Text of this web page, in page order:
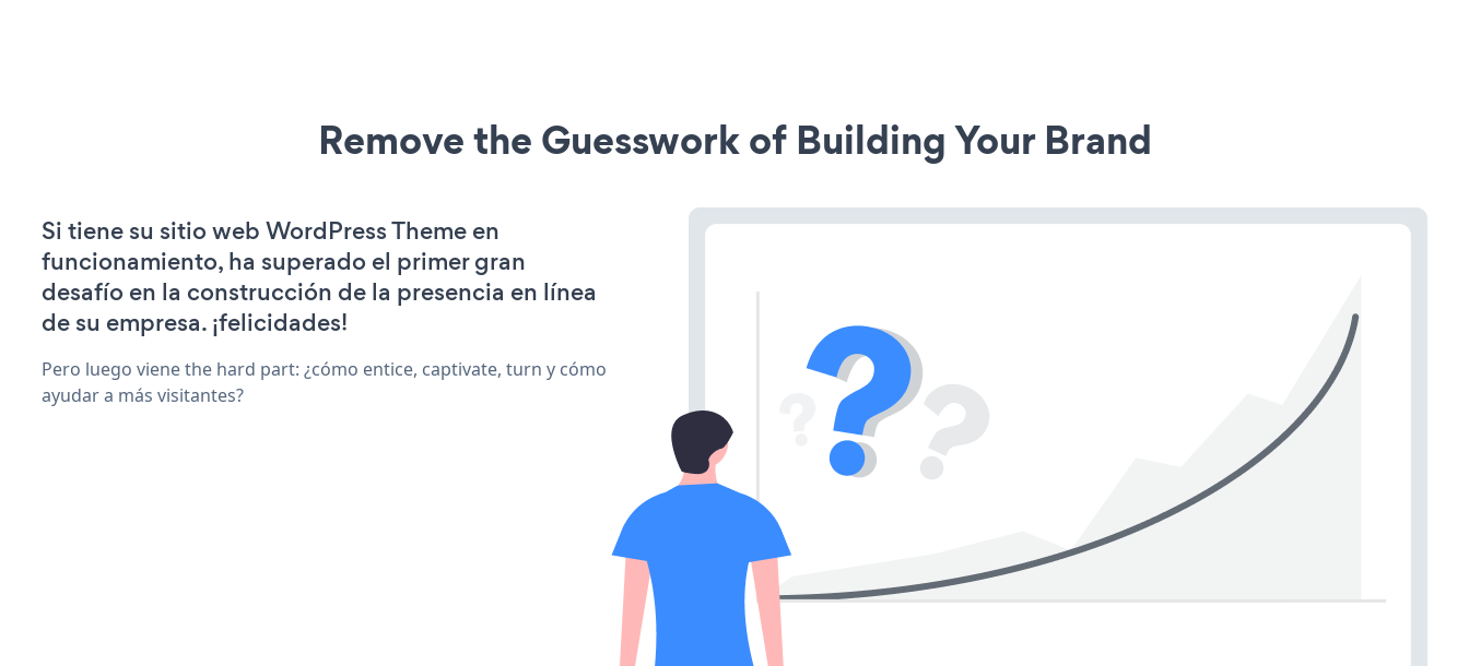
Remove the Guesswork of Building Your Brand
Si tiene su sitio web WordPress Theme en
funcionamiento, ha superado el primer gran
desafío en la construcción de la presencia en línea
de su empresa. ¡felicidades!
Pero luego viene the hard part: ¿cómo entice, captivate, turn y cómo
ayudar a más visitantes?